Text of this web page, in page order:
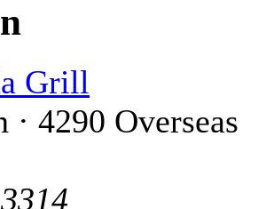
Grill
· 4290 Overseas